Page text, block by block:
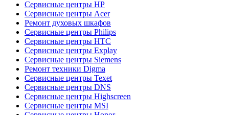
Сервисные центры HP
Сервисные центры Acer
Ремонт духовых шкафов
Сервисные центры Philips
Сервисные центры HTC
Сервисные центры Explay
Сервисные центры Siemens
Ремонт техники Digma
Сервисные центры Texet
Сервисные центры DNS
Сервисные центры Highscreen
Сервисные центры MSI